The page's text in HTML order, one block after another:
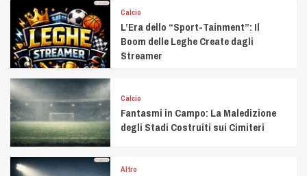
Calcio
L’Era dello “Sport-Tainment”: Il
Boom delle Leghe Create dagli
Streamer
Calcio
Fantasmi in Campo: La Maledizione
degli Stadi Costruiti sui Cimiteri
Altro